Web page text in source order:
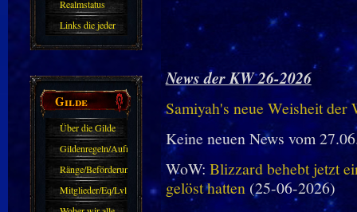
Realmstatus
Links die jeder
kennen sollte?!
Gilde
Über die Gilde
(DAW)
Gildenregeln/Aufnahme
Ränge/Beförderungen
Mitglieder/Eq/Lvl
News der KW 26-2026
Samiyah's neue Weisheit der
Keine neuen News vom
WoW: Blizzard behebt jetzt
gelöst hatten(25-06-2026)